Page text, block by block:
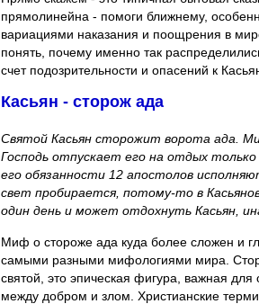
прямолинейна - помоги ближнему,
вариациями наказания и поощрения в
понять, почему именно так
счет подозрительности и опасений к
Касьян - сторож ада
Святой Касьян сторожит ворота ада.
Господь отпускает его на отдых
его обязанности 12 апостолов
свет пробирается, потому-то в
один день и может отдохнуть Касьян,
Миф о стороже ада куда более сложен и
самыми разными мифологиями мира.
святой, это эпическая фигура, важная
между добром и злом. Христианские